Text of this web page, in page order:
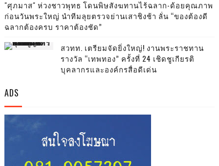
"ศุภมาส" ห่วงชาวพุทธ โดนพิษสังฆทานไร้ฉลาก-ด้อยคุณภาพ
ก่อนวันพระใหญ่ นำทีมลุยตรวจย่านเสาชิงช้า ลั่น “ของต้องดี
ฉลากต้องครบ ราคาต้องชัด”
สวทท. เตรียมจัดยิ่งใหญ่! งานพระราชทาน
รางวัล “เทพทอง” ครั้งที่ 24 เชิดชูเกียรติ
บุคลากรและองค์กรสื่อดีเด่น
ADS